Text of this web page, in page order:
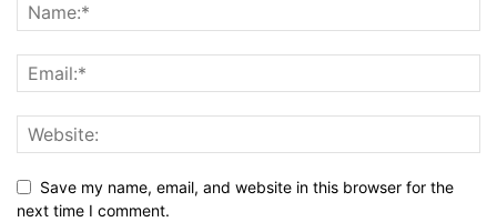
Save my name, email, and website in this browser for the
next time I comment.